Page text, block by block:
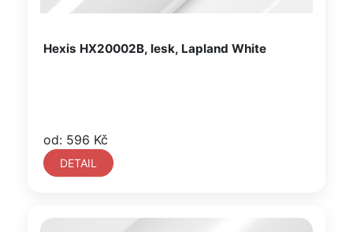
Hexis HX20002B, lesk, Lapland White
od: 596 Kč
DETAIL